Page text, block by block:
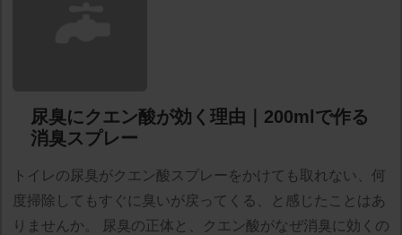
尿臭にクエン酸が効く理由｜200mlで作る
消臭スプレー
トイレの尿臭がクエン酸スプレーをかけても取れない、何
度掃除してもすぐに臭いが戻ってくる、と感じたことはあ
りませんか。 尿臭の正体と、クエン酸がなぜ消臭に効くの